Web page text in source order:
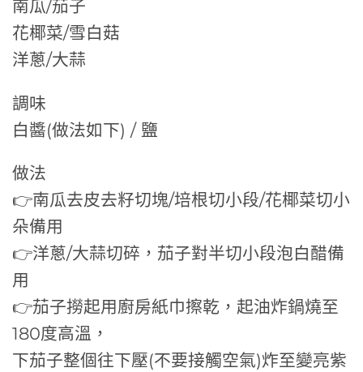
南瓜/茄子
花椰菜/雪白菇
洋蔥/大蒜
調味
白醬(做法如下) / 鹽
做法
👉南瓜去皮去籽切塊/培根切小段/花椰菜切小
朵備用
👉洋蔥/大蒜切碎，茄子對半切小段泡白醋備
用
👉茄子撈起用廚房紙巾擦乾，起油炸鍋燒至
180度高溫，
下茄子整個往下壓(不要接觸空氣)炸至變亮紫